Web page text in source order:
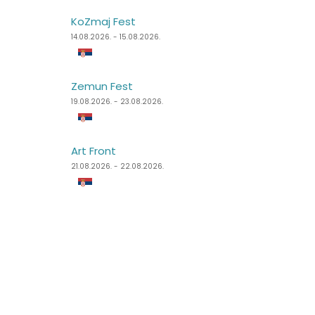
KoZmaj Fest
14.08.2026. - 15.08.2026.
Zemun Fest
19.08.2026. - 23.08.2026.
Art Front
21.08.2026. - 22.08.2026.
Špancirfest
21.08.2026. - 30.08.2026.
Sea Dance Festival
24.08.2026. - 27.08.2026.
Dimensions Festival
27.08.2026. - 31.08.2026.